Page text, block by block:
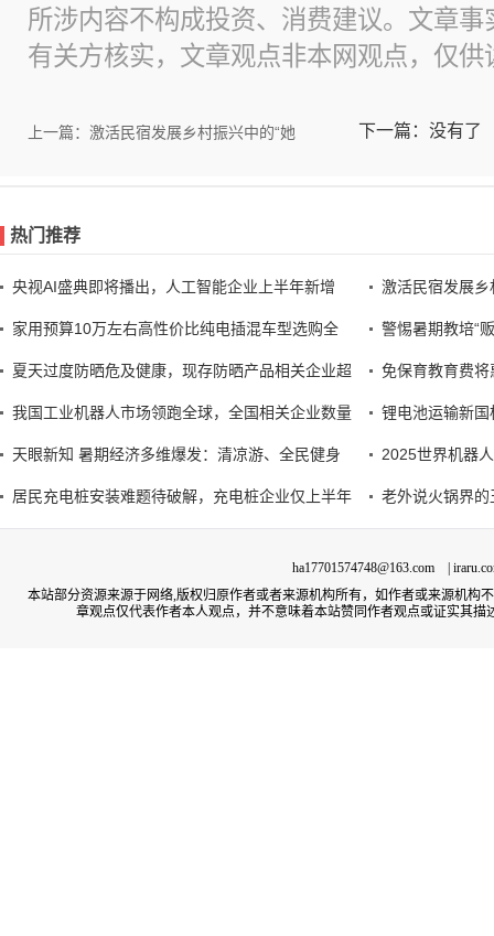
所涉内容不构成投资、消费建议。文章
有关方核实，文章观点非本网观点，仅供
上一篇：激活民宿发展乡村振兴中的“她 下一篇：没有了
热门推荐
央视AI盛典即将播出，人工智能企业上半年新增 激活民宿发展乡
家用预算10万左右高性价比纯电插混车型选购全 警惕暑期教培“
夏天过度防晒危及健康，现存防晒产品相关企业超 免保育教育费
我国工业机器人市场领跑全球，全国相关企业数量 锂电池运输新
天眼新知 暑期经济多维爆发：清凉游、全民健身 2025世界机器
居民充电桩安装难题待破解，充电桩企业仅上半年 老外说火锅界
ha17701574748@163.com |
本站部分资源来源于网络,版权归原作者或者来源机构所有，如作者或来源机
章观点仅代表作者本人观点，并不意味着本站赞同作者观点或证实其